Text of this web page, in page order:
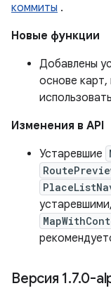
коммиты .
Новые функции
Добавлены
основе
Изменения в API
Устаревшие
Версия 1.7.0-